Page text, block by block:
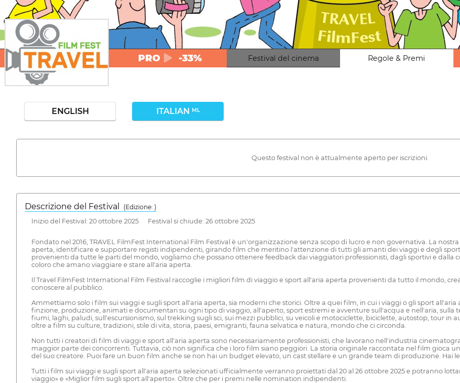
PRO -33% Festival del cinema Regole & Premi
ENGLISH ITALIAN ML
Questo festival non è attualmente aperto per iscrizioni.
Descrizione del Festival
( Edizione: )
Inizio del Festival: 20 ottobre 2025 Festival si chiude: 26 ottobre 2025
Fondato nel 2016, TRAVEL FilmFest International Film Festival è un'organizzazione senza scopo di lucro e non governativa. La
aperta, identificare e supportare registi indipendenti, girando film che meritino l'attenzione di tutti gli amanti dei viaggi e degli
provenienti da tutte le parti del mondo, vogliamo che possano ottenere feedback dai viaggiatori professionisti, dagli sportivi e
coloro che amano viaggiare e stare all'aria aperta.
Il Travel FilmFest International Film Festival raccoglie i migliori film di viaggio e sport all'aria aperta provenienti da tutto il mondo,
conoscere al pubblico.
Ammettiamo solo i film sui viaggi e sugli sport all'aria aperta, sia moderni che storici. Oltre a quei film, in cui i viaggi o gli sport
finzione, produzione, animati e documentari su ogni tipo di viaggio, all'aperto, sport estremi e avventure sull'acqua e nell'aria, sulla
fiumi, laghi, paludi, sull'escursionismo, sul trekking sugli sci, sui mezzi pubblici, su veicoli e motociclette, biciclette, autostop, tour in
oltre a film su culture, tradizioni, stile di vita, storia, paesi, emigranti, fauna selvatica e natura, mondo che ci circonda.
Non tutti i creatori di film di viaggi e sport all'aria aperta sono necessariamente professionisti, che lavorano nell'industria
maggior parte dei concorrenti. Tuttavia, ciò non significa che i loro film siano peggiori. La storia originale raccontata nel film gioca
del suo creatore. Puoi fare un buon film anche se non hai un budget elevato, un cast stellare e un grande team di produzione. Hai
Tutti i film sui viaggi e sugli sport all'aria aperta selezionati ufficialmente verranno proiettati dal 20 al 26 ottobre 2025 e potranno
viaggio» e «Miglior film sugli sport all'aperto». Oltre che per i premi nelle nomination indipendenti.